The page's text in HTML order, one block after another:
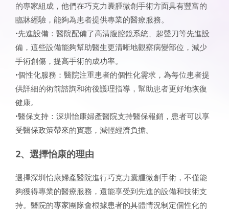
的專家組成，他們在巧克力囊腫微創手術方面具有豐富的
臨牀經驗，能夠為患者提供專業的醫療服務。
•先進設備：醫院配備了高清腹腔鏡系統、超聲刀等先進設
備，這些設備能夠幫助醫生更清晰地觀察病變部位，減少
手術創傷，提高手術的成功率。
•個性化服務：醫院注重患者的個性化需求，為每位患者提
供詳細的術前諮詢和術後護理指導，幫助患者更好地恢復
健康。
•醫保支持：深圳怡康婦產醫院支持醫保報銷，患者可以享
受醫保政策帶來的實惠，減輕經濟負擔。
2、選擇怡康的理由
選擇深圳怡康婦產醫院進行巧克力囊腫微創手術，不僅能
夠獲得專業的醫療服務，還能享受到先進的設備和技術支
持。醫院的專家團隊會根據患者的具體情況制定個性化的